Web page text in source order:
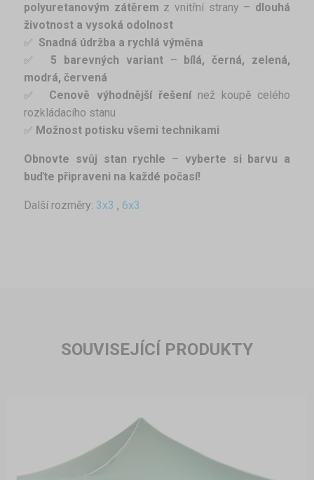
polyuretanovým zátěrem z vnitřní strany – dlouhá
životnost a vysoká odolnost
✅ Snadná údržba a rychlá výměna
✅ 5 barevných variant– bílá, černá, zelená,
modrá, červená
✅ Cenově výhodnější řešenínež koupě celého
rozkládacího stanu
✅ Možnost potisku všemi technikami
Obnovte svůj stan rychle – vyberte si barvu a
buďte připraveni na každé počasí!
Další rozměry: 3x3 , 6x3
SOUVISEJÍCÍ PRODUKTY